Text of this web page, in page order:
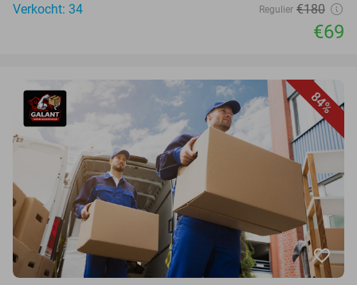
Verkocht: 34
Regulier €180
€69
84%
favorite_border